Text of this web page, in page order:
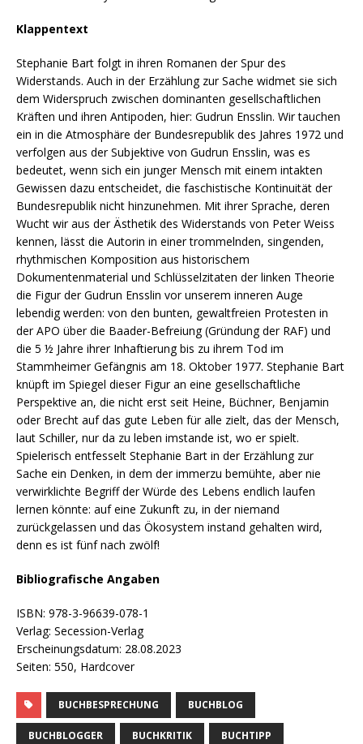
Klappentext
Stephanie Bart folgt in ihren Romanen der Spur des
Widerstands. Auch in der Erzählung zur Sache widmet sie sich
dem Widerspruch zwischen dominanten gesellschaftlichen
Kräften und ihren Antipoden, hier: Gudrun Ensslin. Wir tauchen
ein in die Atmosphäre der Bundesrepublik des Jahres 1972 und
verfolgen aus der Subjektive von Gudrun Ensslin, was es
bedeutet, wenn sich ein junger Mensch mit einem intakten
Gewissen dazu entscheidet, die faschistische Kontinuität der
Bundesrepublik nicht hinzunehmen. Mit ihrer Sprache, deren
Wucht wir aus der Ästhetik des Widerstands von Peter Weiss
kennen, lässt die Autorin in einer trommelnden, singenden,
rhythmischen Komposition aus historischem
Dokumentenmaterial und Schlüsselzitaten der linken Theorie
die Figur der Gudrun Ensslin vor unserem inneren Auge
lebendig werden: von den bunten, gewaltfreien Protesten in
der APO über die Baader-Befreiung (Gründung der RAF) und
die 5 ½ Jahre ihrer Inhaftierung bis zu ihrem Tod im
Stammheimer Gefängnis am 18. Oktober 1977. Stephanie Bart
knüpft im Spiegel dieser Figur an eine gesellschaftliche
Perspektive an, die nicht erst seit Heine, Büchner, Benjamin
oder Brecht auf das gute Leben für alle zielt, das der Mensch,
laut Schiller, nur da zu leben imstande ist, wo er spielt.
Spielerisch entfesselt Stephanie Bart in der Erzählung zur
Sache ein Denken, in dem der immerzu bemühte, aber nie
verwirklichte Begriff der Würde des Lebens endlich laufen
lernen könnte: auf eine Zukunft zu, in der niemand
zurückgelassen und das Ökosystem instand gehalten wird,
denn es ist fünf nach zwölf!
Bibliografische Angaben
ISBN: 978-3-96639-078-1
Verlag: Secession-Verlag
Erscheinungsdatum: 28.08.2023
Seiten: 550, Hardcover
BUCHBESPRECHUNG BUCHBLOG
BUCHBLOGGER BUCHKRITIK BUCHTIPP